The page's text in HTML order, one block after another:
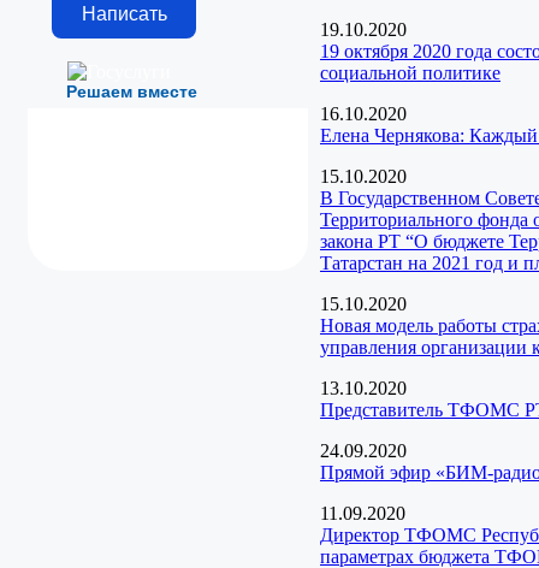
Решаем вместе
Написать
19.10.2020
19 октября 2020 года
социальной политике
16.10.2020
Елена Чернякова: Каждый
15.10.2020
В Государственном
Территориального фонда
закона РТ “О бюджете
Татарстан на 2021 год и
15.10.2020
Новая модель работы
управления
13.10.2020
Представитель ТФОМС
24.09.2020
Прямой эфир «БИМ-радио
11.09.2020
Директор ТФОМС
параметрах бюджета